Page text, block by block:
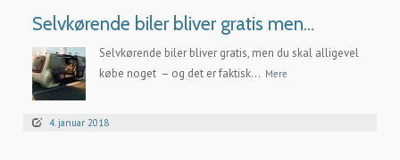
Selvkørende biler bliver gratis men…
Selvkørende biler bliver gratis, men du skal alligevel
købe noget – og det er faktisk... Mere
4. januar 2018